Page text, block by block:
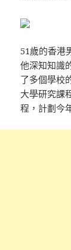
51歲的香港
他深知知識
了多個學校
大學研究課
程，計劃今